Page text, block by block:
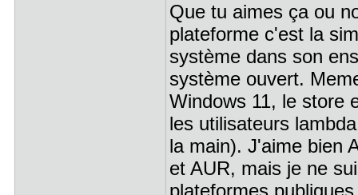
Que tu aimes ça ou
plateforme c'est la
système dans son
système ouvert.
Windows 11, le store
les utilisateurs
la main). J'aime bien
et AUR, mais je ne
plateformes